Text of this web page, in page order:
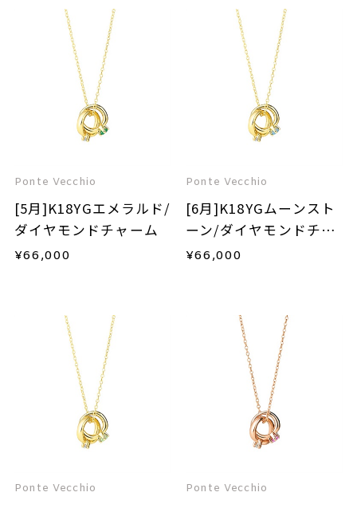
Ponte Vecchio
[5月]K18YGエメラルド/
ダイヤモンドチャーム
¥66,000
Ponte Vecchio
[6月]K18YGムーンスト
ーン/ダイヤモンドチャ
ーム
¥66,000
Ponte Vecchio Ponte Vecchio